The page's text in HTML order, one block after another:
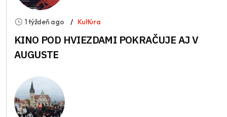
1 týždeň ago Kultúra
KINO POD HVIEZDAMI POKRAČUJE AJ V
AUGUSTE